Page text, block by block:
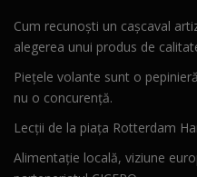
Cum recunoști un cașcaval
alegerea unui produs de
Piețele volante sunt o
nu o concurență.
Lecții de la piața Rotterdam
Alimentație locală, viziune